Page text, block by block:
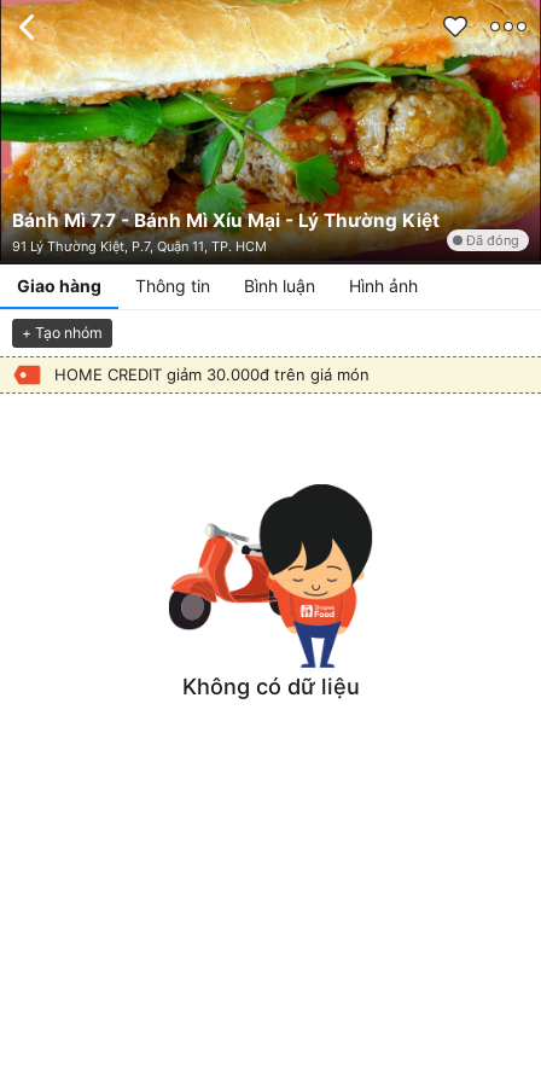
Bánh Mì 7.7 - Bánh Mì Xíu Mại - Lý Thường Kiệt
91 Lý Thường Kiệt, P.7, Quận 11, TP. HCM Đã đóng
Giao hàng Thông tin Bình luận Hình ảnh
+ Tạo nhóm
HOME CREDIT giảm 30.000đ trên giá món
Không có dữ liệu